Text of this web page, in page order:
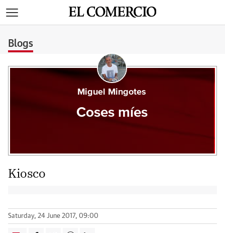
Blogs
Miguel Mingotes
Coses míes
Kiosco
Saturday, 24 June 2017, 09:00